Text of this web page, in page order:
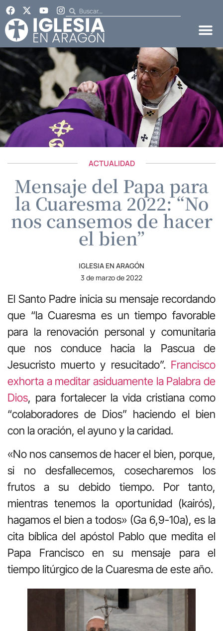
ACTUALIDAD
Mensaje del Papa para
la Cuaresma 2022: “No
nos cansemos de hacer
el bien”
IGLESIA EN ARAGÓN
3 de marzo de 2022
El Santo Padre inicia su mensaje recordando
que “la Cuaresma es un tiempo favorable
para la renovación personal y comunitaria
que nos conduce hacia la Pascua de
Jesucristo muerto y resucitado”. Francisco
exhorta a meditar asiduamente la Palabra de
Dios, para fortalecer la vida cristiana como
“colaboradores de Dios” haciendo el bien
con la oración, el ayuno y la caridad.
«No nos cansemos de hacer el bien, porque,
si no desfallecemos, cosecharemos los
frutos a su debido tiempo. Por tanto,
mientras tenemos la oportunidad (kairós),
hagamos el bien a todos» (Ga 6,9-10a), es la
cita bíblica del apóstol Pablo que medita el
Papa Francisco en su mensaje para el
tiempo litúrgico de la Cuaresma de este año.